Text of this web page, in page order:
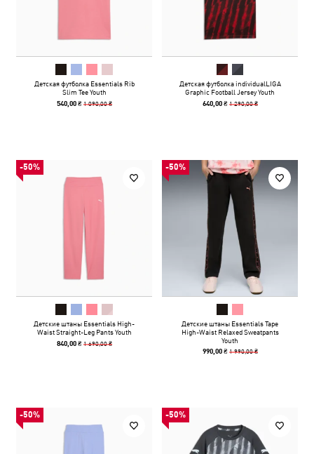
Детская футболка Essentials Rib
Slim Tee Youth
540,00 ₴ 1 090,00 ₴
Детская футболка individualLIGA
Graphic Football Jersey Youth
640,00 ₴ 1 290,00 ₴
-50%
Детские штаны Essentials High-
Waist Straight-Leg Pants Youth
840,00 ₴ 1 690,00 ₴
-50%
Детские штаны Essentials Tape
High-Waist Relaxed Sweatpants
Youth
990,00 ₴ 1 990,00 ₴
-50% -50%